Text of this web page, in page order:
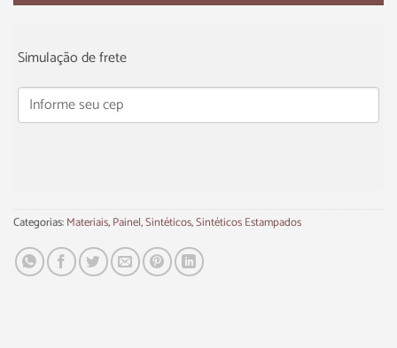
Simulação de frete
Categorias:Materiais,Painel,Sintéticos,Sintéticos Estampados